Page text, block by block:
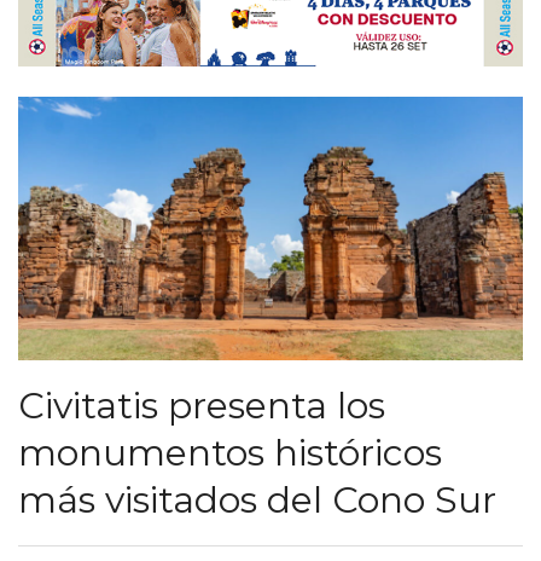
Civitatis presenta los
monumentos históricos
más visitados del Cono Sur